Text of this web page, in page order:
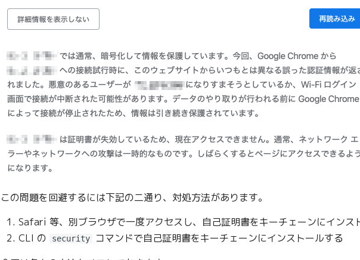
この問題を回避するには下記の二通り、対処方法があります。
Safari 等、別ブラウザで一度アクセスし、自己証明書をキーチェーンにインス
CLI の
security
コマンドで自己証明書をキーチェーンにインストールする